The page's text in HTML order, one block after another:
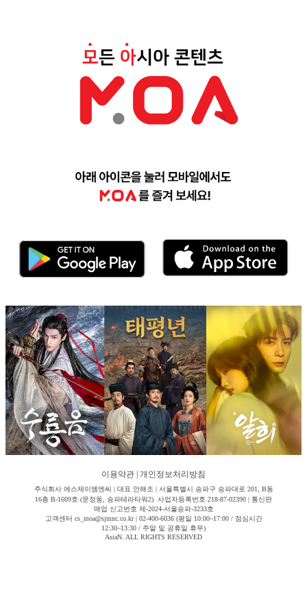
이용약관 개인정보처리방침
주식회사 에스제이엠엔씨 | 대표 안해조 | 서울특별시 송파구 송파대로 201, B동
16층 B-1609호 (문정동, 송파테라타워2) 사업자등록번호 218-87-02390 | 통신판
매업 신고번호 제-2024-서울송파-3233호
고객센터 cs_moa@sjmnc.co.kr | 02-400-6036 (평일 10:00~17:00 / 점심시간
12:30~13:30 / 주말 및 공휴일 휴무)
AsiaN. ALL RIGHTS RESERVED